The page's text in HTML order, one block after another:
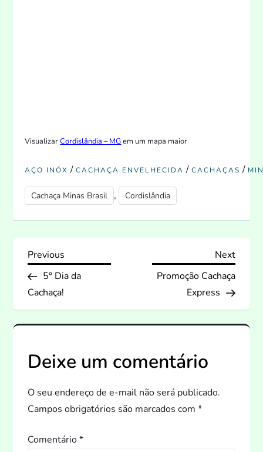
VisualizarCordislândia – MGem um mapa maior
AÇO INÓX /CACHAÇA ENVELHECIDA /CACHAÇAS /
Cachaça Minas Brasil , Cordislândia
N
a
v
g
a
Previous
Post
Previous
5° Dia da
Cachaça!
Next
Next
Promoção Cachaça
Express
Deixe um comentário
O seu endereço de e-mail não será publicado.
Campos obrigatórios são marcados com*
Comentário*